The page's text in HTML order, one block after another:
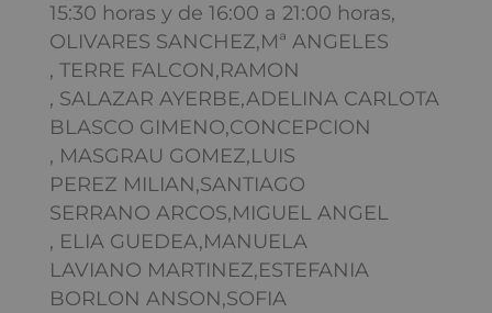
15:30 horas y de 16:00 a 21:00 horas,
OLIVARES SANCHEZ,Mª ANGELES
, TERRE FALCON,RAMON
, SALAZAR AYERBE,ADELINA CARLOTA
BLASCO GIMENO,CONCEPCION
, MASGRAU GOMEZ,LUIS
PEREZ MILIAN,SANTIAGO
SERRANO ARCOS,MIGUEL ANGEL
, ELIA GUEDEA,MANUELA
LAVIANO MARTINEZ,ESTEFANIA
BORLON ANSON,SOFIA